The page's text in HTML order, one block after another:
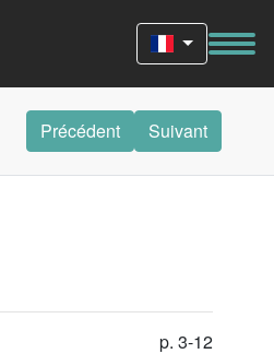
Précédent Suivant
p. 3-12